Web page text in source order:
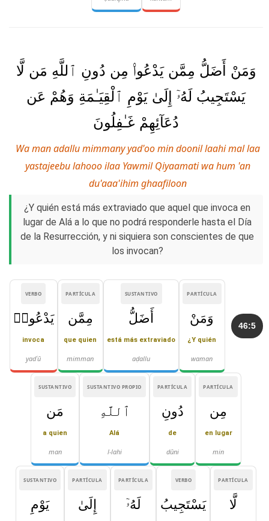
وَمَنْ أَضَلُّ مِمَّن يَدْعُوا۟ مِن دُونِ ٱللَّهِ مَن لَّا
يَسْتَجِيبُ لَهُۥٓ إِلَىٰ يَوْمِ ٱلْقِيَـٰمَةِ وَهُمْ عَن
دُعَآئِهِمْ غَـٰفِلُونَ
Wa man adallu mimmany yad'oo min doonil laahi mal laa
yastajeebu lahooo ilaa Yawmil Qiyaamati wa hum 'an
du'aaa'ihim ghaafiloon
¿Y quién está más extraviado que aquel que invoca en
lugar de Alá a lo que no podrá responderle hasta el Día
de la Resurrección, y ni siquiera son conscientes de que
los invocan?
46:5
PARTÍCULA
وَمَنْ
¿Y quién
waman
SUSTANTIVO
أَضَلُّ
está más extraviado
aḍallu
PARTÍCULA
مِمَّن
que quien
mimman
VERBO
يَدْعُوا۟
invoca
yadʿū
PARTÍCULA
مِن
en lugar
min
PARTÍCULA
دُونِ
de
dūni
SUSTANTIVO PROPIO
ٱللَّهِ
Alá
l-lahi
SUSTANTIVO
مَن
a quien
man
PARTÍCULA
لَّا
VERBO
يَسْتَجِيبُ
PARTÍCULA
لَهُۥٓ
PARTÍCULA
إِلَىٰ
SUSTANTIVO
يَوْمِ